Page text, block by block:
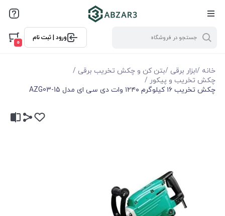
ورود | ثبت نام
0
خانه /ابزار برقی /بتن کن و چکش تخریب برقی /
چکش تخریب و پیکور /
چکش تخریب ۱۶ کیلوگرم ۱۲۴۰ وات دی سی ای مدل AZG03-15